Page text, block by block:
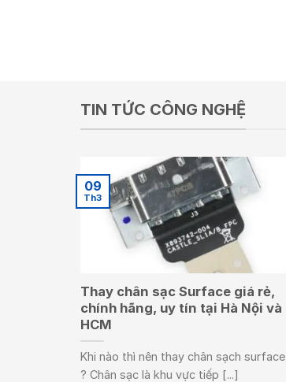
TIN TỨC CÔNG NGHỆ
Thay chân sạc Surface giá rẻ,
chính hãng, uy tín tại Hà Nội và
HCM
Khi nào thì nên thay chân sạch surface
? Chân sạc là khu vực tiếp [...]
09
Th3